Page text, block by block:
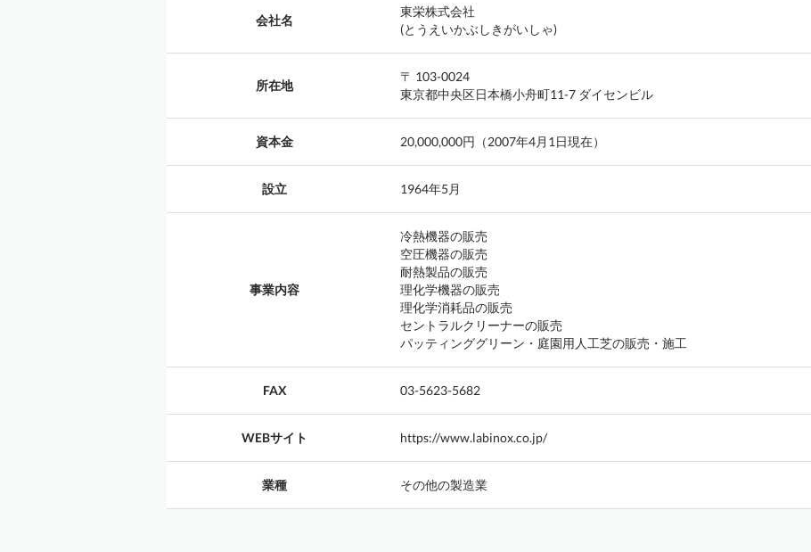
会社名
東栄株式会社
(とうえいかぶしきがいしゃ)
所在地
〒 103-0024
東京都中央区日本橋小舟町11-7 ダイセンビル
資本金 20,000,000円（2007年4月1日現在）
設立 1964年5月
事業内容
冷熱機器の販売
空圧機器の販売
耐熱製品の販売
理化学機器の販売
理化学消耗品の販売
セントラルクリーナーの販売
パッティンググリーン・庭園用人工芝の販売・施工
FAX 03-5623-5682
WEBサイト https://www.labinox.co.jp/
業種 その他の製造業